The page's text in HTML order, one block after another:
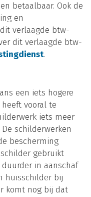
betaalbaar. Ook de
en
verlaagde btw-
dit verlaagde btw-
.
een iets hogere
vooral te
iets meer
schilderwerken
bescherming
gebruikt
in aanschaf
huisschilder bij
komt nog bij dat